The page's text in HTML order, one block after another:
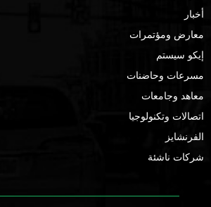
أخبار
معارض ومؤتمرات
إيكو سيستم
مسرعات وحاضنات
معاهد وجامعات
اتصالات وتكنولوجيا
الفرنشايز
شركات ناشئة